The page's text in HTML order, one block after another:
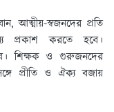
আত্মীয়-স্বজনদের প্রতি
প্রকাশ করতে হবে।
শিক্ষক ও গুরুজনদের
প্রীতি ও ঐক্য বজায়